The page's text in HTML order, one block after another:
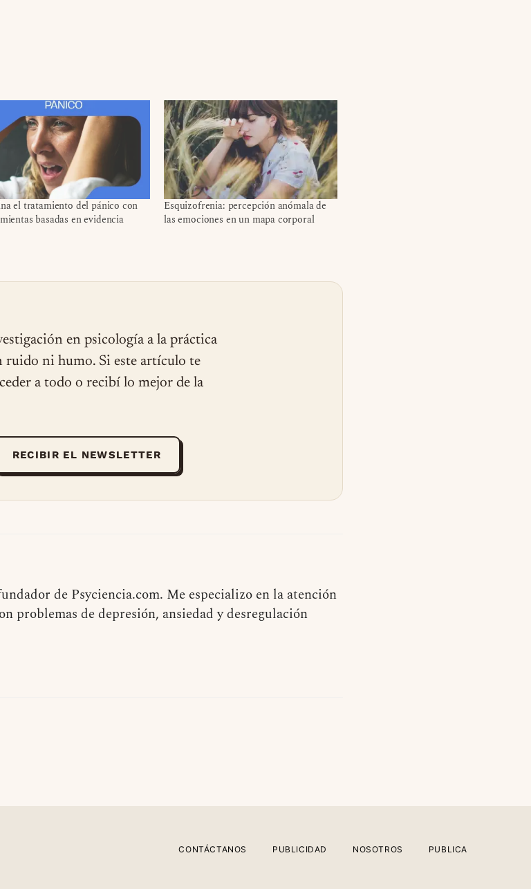
el tratamiento del pánico con
basadas en evidencia
Esquizofrenia: percepción anómala de
las emociones en un mapa corporal
en psicología a la práctica
ruido ni humo. Si este artículo te
a todo o recibí lo mejor de la
RECIBIR EL NEWSLETTER
de Psyciencia.com. Me especializo en la atención
problemas de depresión, ansiedad y desregulación
CONTÁCTANOS PUBLICIDAD NOSOTROS PUBLICA